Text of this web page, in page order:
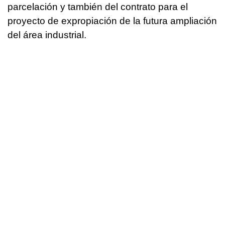
parcelación y también del contrato para el
proyecto de expropiación de la futura ampliación
del área industrial.